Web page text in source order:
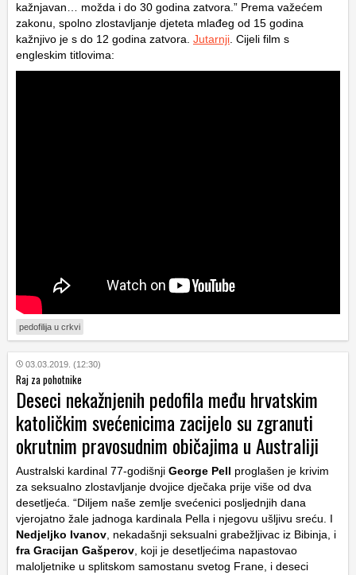
kažnjavan… možda i do 30 godina zatvora.” Prema važećem
zakonu, spolno zlostavljanje djeteta mlađeg od 15 godina
kažnjivo je s do 12 godina zatvora. Jutarnji . Cijeli film s
engleskim titlovima:
pedofilija u crkvi
03.03.2019. (12:30)
Raj za pohotnike
Deseci nekažnjenih pedofila među hrvatskim
katoličkim svećenicima zacijelo su zgranuti
okrutnim pravosudnim običajima u Australiji
Australski kardinal 77-godišnji George Pell proglašen je krivim
za seksualno zlostavljanje dvojice dječaka prije više od dva
desetljeća. “Diljem naše zemlje svećenici posljednjih dana
vjerojatno žale jadnoga kardinala Pella i njegovu ušljivu sreću. I
Nedjeljko Ivanov , nekadašnji seksualni grabežljivac iz Bibinja, i
fra Gracijan Gašperov , koji je desetljećima napastovao
maloljetnike u splitskom samostanu svetog Frane, i deseci